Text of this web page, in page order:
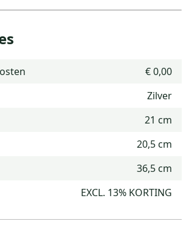
€ 0,00
Zilver
21 cm
20,5 cm
36,5 cm
EXCL. 13% KORTING